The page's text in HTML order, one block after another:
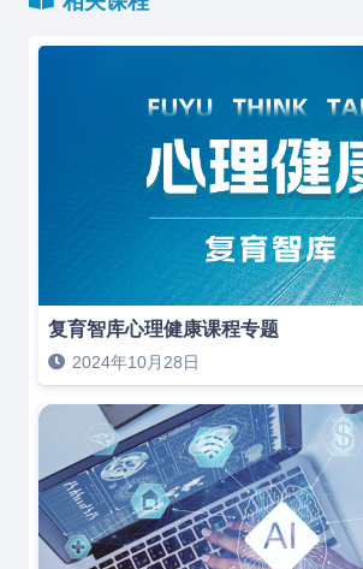
复育智库心理健康课程专题
2024年10月28日